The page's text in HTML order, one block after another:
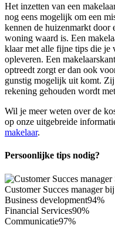
Het inzetten van een
nog eens mogelijk om een
kennen de huizenmarkt door
woning waard is. Een
klaar met alle fijne tips die je
opleveren. Een
optreedt zorgt er dan ook
gunstig mogelijk uit komt. Zij
rekening gehouden wordt
Wil je meer weten over de
op onze uitgebreide
makelaar.
Persoonlijke tips nodig?
Customer Succes manager
Business development94%
Financial Services90%
Communicatie97%